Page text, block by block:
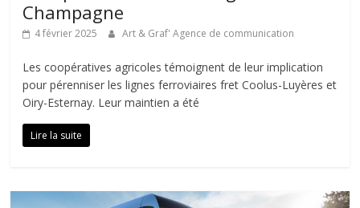
Champagne
4 février 2025 Art & Graf' Agence de communication
Les coopératives agricoles témoignent de leur implication
pour pérenniser les lignes ferroviaires fret Coolus-Luyères et
Oiry-Esternay. Leur maintien a été
Lire la suite